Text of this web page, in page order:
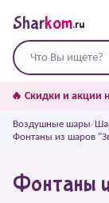
Sharkom.ru
🔥 Скидки и акции
Воздушные шары/
Фонтаны из шаров
Фонтаны